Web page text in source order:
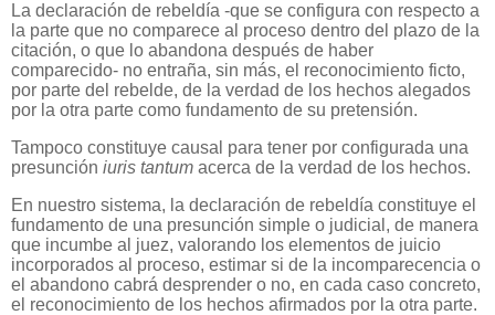
La declaración de rebeldía -que se configura con respecto a
la parte que no comparece al proceso dentro del plazo de la
citación, o que lo abandona después de haber
comparecido- no entraña, sin más, el reconocimiento ficto,
por parte del rebelde, de la verdad de los hechos alegados
por la otra parte como fundamento de su pretensión.
Tampoco constituye causal para tener por configurada una
presunción iuris tantum acerca de la verdad de los hechos.
En nuestro sistema, la declaración de rebeldía constituye el
fundamento de una presunción simple o judicial, de manera
que incumbe al juez, valorando los elementos de juicio
incorporados al proceso, estimar si de la incomparecencia o
el abandono cabrá desprender o no, en cada caso concreto,
el reconocimiento de los hechos afirmados por la otra parte.